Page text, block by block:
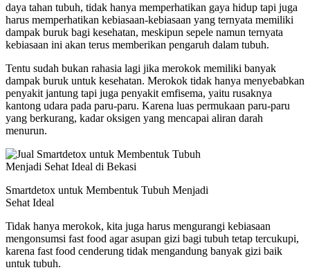
daya tahan tubuh, tidak hanya memperhatikan gaya hidup tapi juga
harus memperhatikan kebiasaan-kebiasaan yang ternyata memiliki
dampak buruk bagi kesehatan, meskipun sepele namun ternyata
kebiasaan ini akan terus memberikan pengaruh dalam tubuh.
Tentu sudah bukan rahasia lagi jika merokok memiliki banyak
dampak buruk untuk kesehatan. Merokok tidak hanya menyebabkan
penyakit jantung tapi juga penyakit emfisema, yaitu rusaknya
kantong udara pada paru-paru. Karena luas permukaan paru-paru
yang berkurang, kadar oksigen yang mencapai aliran darah
menurun.
Smartdetox untuk Membentuk Tubuh Menjadi
Sehat Ideal
Tidak hanya merokok, kita juga harus mengurangi kebiasaan
mengonsumsi fast food agar asupan gizi bagi tubuh tetap tercukupi,
karena fast food cenderung tidak mengandung banyak gizi baik
untuk tubuh.